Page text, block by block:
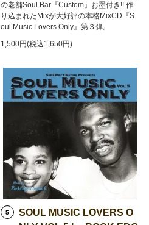
の老舗Soul Bar『Custom』お墨付き!! 作
り込まれたMixが大好評の本格MixCD『S
oul Music Lovers Only』第３弾。
1,500円(税込1,650円)
5
SOUL MUSIC LOVERS O